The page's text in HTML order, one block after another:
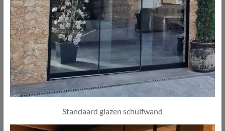
Standaard glazen schuifwand